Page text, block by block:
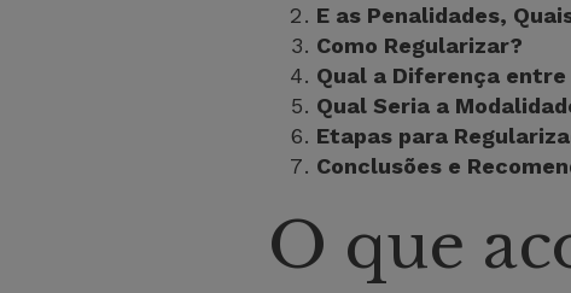
E as Penalidades,
Como Regularizar?
Qual a Diferença
Qual Seria a
Etapas para
Conclusões e
O que